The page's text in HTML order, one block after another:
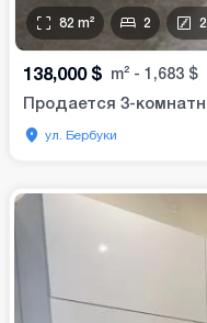
82 m² 2 2
138,000 $ m² - 1,683 $
Продается 3-
ул. Бербуки